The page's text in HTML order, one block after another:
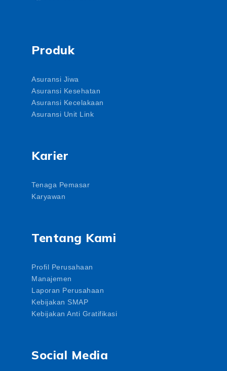
Produk
Asuransi Jiwa
Asuransi Kesehatan
Asuransi Kecelakaan
Asuransi Unit Link
Karier
Tenaga Pemasar
Karyawan
Tentang Kami
Profil Perusahaan
Manajemen
Laporan Perusahaan
Kebijakan SMAP
Kebijakan Anti Gratifikasi
Social Media